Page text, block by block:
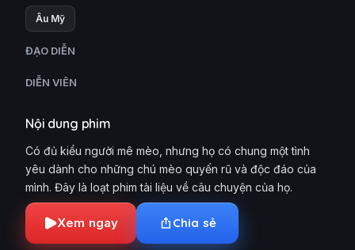
Âu Mỹ
ĐẠO DIỄN
DIỄN VIÊN
Nội dung phim
Có đủ kiểu người mê mèo, nhưng họ có chung một tình
yêu dành cho những chú mèo quyến rũ và độc đáo của
mình. Đây là loạt phim tài liệu về câu chuyện của họ.
Xem ngay Chia sẻ